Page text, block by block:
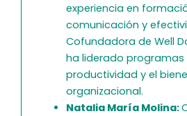
experiencia en
comunicación y
Cofundadora de Well
ha liderado
productividad y el
organizacional.
Natalia María Molina: